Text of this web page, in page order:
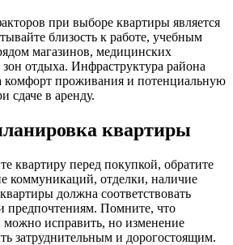
при выборе квартиры является
близость к работе, учебным
магазинов, медицинских
отдыха. Инфраструктура района
комфорт проживания и потенциальную
сдаче в аренду.
квартиры
квартиру перед покупкой, обратите
коммуникаций, отделки, наличие
должна соответствовать
предпочтениям. Помните, что
можно исправить, но изменение
затруднительным и дорогостоящим.